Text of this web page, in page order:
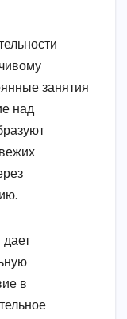
занятия
над
дает
в